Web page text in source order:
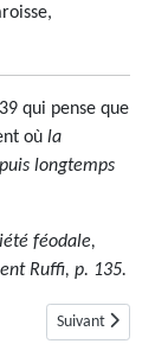
qui pense que
où la
longtemps
féodale,
Ruffi, p. 135.
Article suivant :
Suivant